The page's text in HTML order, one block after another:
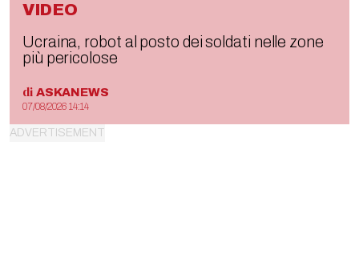
VIDEO
Ucraina, robot al posto dei soldati nelle zone
più pericolose
di ASKANEWS
07/08/2026 14:14